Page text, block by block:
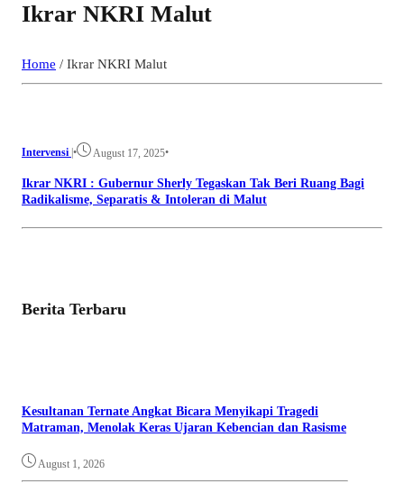
Ikrar NKRI Malut
Home / Ikrar NKRI Malut
Intervensi |• August 17, 2025•
Ikrar NKRI : Gubernur Sherly Tegaskan Tak Beri Ruang Bagi
Radikalisme, Separatis & Intoleran di Malut
Berita Terbaru
Kesultanan Ternate Angkat Bicara Menyikapi Tragedi
Matraman, Menolak Keras Ujaran Kebencian dan Rasisme
August 1, 2026